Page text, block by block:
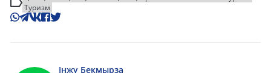
Туризм
Інжу Бекмырза